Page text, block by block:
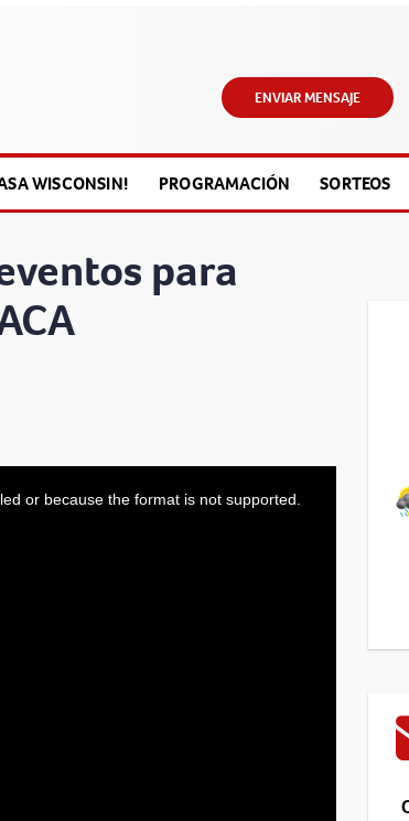
ENVIAR MENSAJE
WISCONSIN! PROGRAMACIÓN SORTEOS
para
or because the format is not supported.